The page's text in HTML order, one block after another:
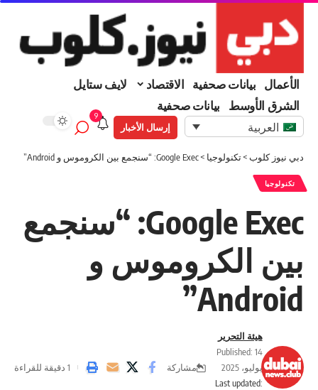
الأعمال بيانات صحفية الاقتصاد
لايف ستايل
الشرق الأوسط
بيانات صحفية
العربية إرسال الأخبار
9
دبي نيوز كلوب>تكنولوجيا >Google Exec: “سنجمع بين الكروموس و Android”
تكنولوجيا
Google Exec: “سنجمع
بين الكروموس و
Android”
Last updated:
هيئة التحرير
Published: 14
يوليو، 2025
مشاركة 1 دقيقة للقراءة